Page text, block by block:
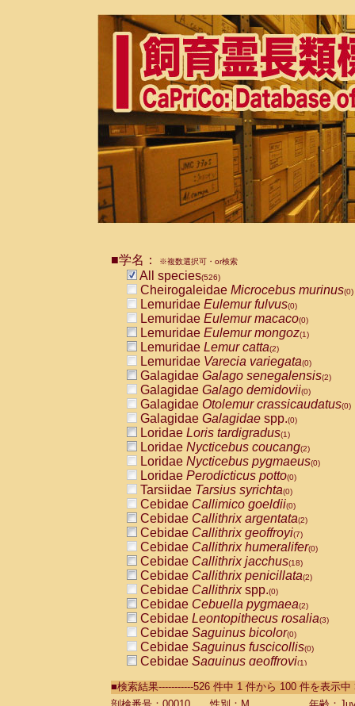
■学名： ※複数選択可・or検索
All species(526)
Cheirogaleidae Microcebus murinus(0)
Lemuridae Eulemur fulvus(0)
Lemuridae Eulemur macaco(0)
Lemuridae Eulemur mongoz(1)
Lemuridae Lemur catta(2)
Lemuridae Varecia variegata(0)
Galagidae Galago senegalensis(2)
Galagidae Galago demidovii(0)
Galagidae Otolemur crassicaudatus(0)
Galagidae Galagidae spp.(0)
Loridae Loris tardigradus(1)
Loridae Nycticebus coucang(2)
Loridae Nycticebus pygmaeus(0)
Loridae Perodicticus potto(0)
Tarsiidae Tarsius syrichta(0)
Cebidae Callimico goeldii(0)
Cebidae Callithrix argentata(2)
Cebidae Callithrix geoffroyi(7)
Cebidae Callithrix humeralifer(0)
Cebidae Callithrix jacchus(18)
Cebidae Callithrix penicillata(2)
Cebidae Callithrixspp.(0)
Cebidae Cebuella pygmaea(2)
Cebidae Leontopithecus rosalia(3)
Cebidae Saguinus bicolor(0)
Cebidae Saguinus fuscicollis(0)
Cebidae Saguinus geoffroyi(1)
CebidaeSaguinus labiatus(0)
■検索結果-----------526 件中 1 件から 100 件を表示